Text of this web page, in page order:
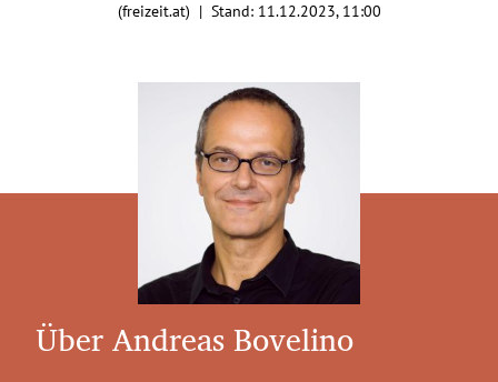
(freizeit.at) | Stand: 11.12.2023, 11:00
Über Andreas Bovelino